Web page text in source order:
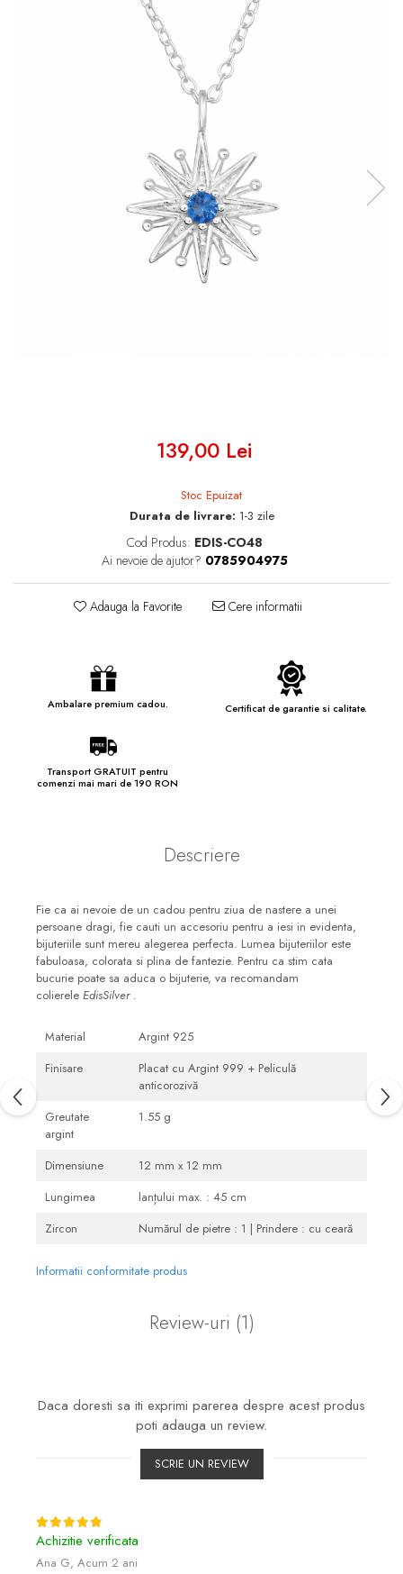
139,00 Lei
Stoc Epuizat
Durata de livrare: 1-3 zile
Cod Produs: EDIS-CO48
Ai nevoie de ajutor? 0785904975
Adauga la Favorite Cere informatii
Ambalare premium cadou. Certificat de garantie si calitate.
Transport GRATUIT pentru
comenzi mai mari de 190 RON
Descriere
Fie ca ai nevoie de un cadou pentru ziua de nastere a unei
persoane dragi, fie cauti un accesoriu pentru a iesi in evidenta,
bijuteriile sunt mereu alegerea perfecta. Lumea bijuteriilor este
fabuloasa, colorata si plina de fantezie. Pentru ca stim cata
bucurie poate sa aduca o bijuterie, va recomandam
colierele EdisSilver .
Material
Argint 925
Finisare
Placat cu Argint 999 + Peliculă
anticorozivă
Greutate
argint
1.55 g
Dimensiune
12 mm x 12 mm
Lungimea
lanțului max. : 45 cm
Zircon
Numărul de pietre : 1 | Prindere : cu ceară
Informatii conformitate produs
Review-uri (1)
Daca doresti sa iti exprimi parerea despre acest produs
poti adauga un review.
SCRIE UN REVIEW
Achizitie verificata
Ana G, Acum 2 ani